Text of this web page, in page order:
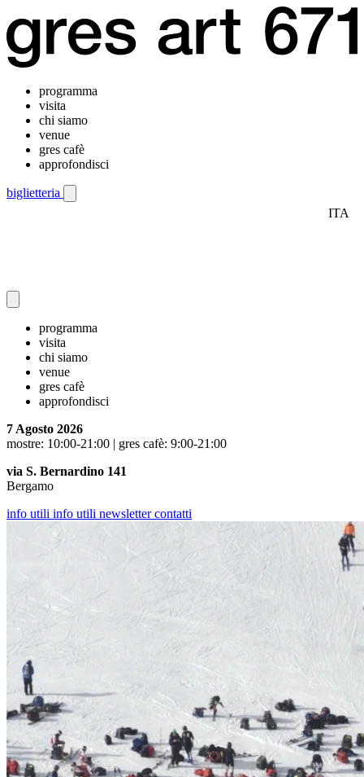
programma
visita
chi siamo
venue
gres cafè
approfondisci
biglietteria
ITA
programma
visita
chi siamo
venue
gres cafè
approfondisci
7 Agosto 2026
mostre: 10:00-21:00 | gres cafè: 9:00-21:00
via S. Bernardino 141
Bergamo
info utili info utili newslettercontatti